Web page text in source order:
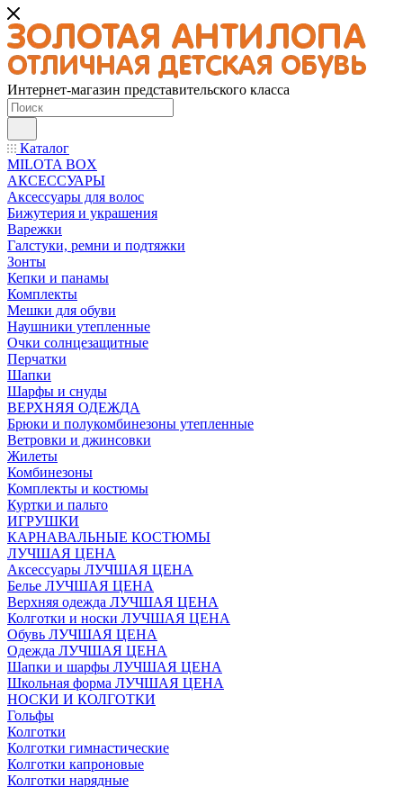
Интернет-магазин представительского класса
Каталог
MILOTA BOX
АКСЕССУАРЫ
Аксессуары для волос
Бижутерия и украшения
Варежки
Галстуки, ремни и подтяжки
Зонты
Кепки и панамы
Комплекты
Мешки для обуви
Наушники утепленные
Очки солнцезащитные
Перчатки
Шапки
Шарфы и снуды
ВЕРХНЯЯ ОДЕЖДА
Брюки и полукомбинезоны утепленные
Ветровки и джинсовки
Жилеты
Комбинезоны
Комплекты и костюмы
Куртки и пальто
ИГРУШКИ
КАРНАВАЛЬНЫЕ КОСТЮМЫ
ЛУЧШАЯ ЦЕНА
Аксессуары ЛУЧШАЯ ЦЕНА
Белье ЛУЧШАЯ ЦЕНА
Верхняя одежда ЛУЧШАЯ ЦЕНА
Колготки и носки ЛУЧШАЯ ЦЕНА
Обувь ЛУЧШАЯ ЦЕНА
Одежда ЛУЧШАЯ ЦЕНА
Шапки и шарфы ЛУЧШАЯ ЦЕНА
Школьная форма ЛУЧШАЯ ЦЕНА
НОСКИ И КОЛГОТКИ
Гольфы
Колготки
Колготки гимнастические
Колготки капроновые
Колготки нарядные